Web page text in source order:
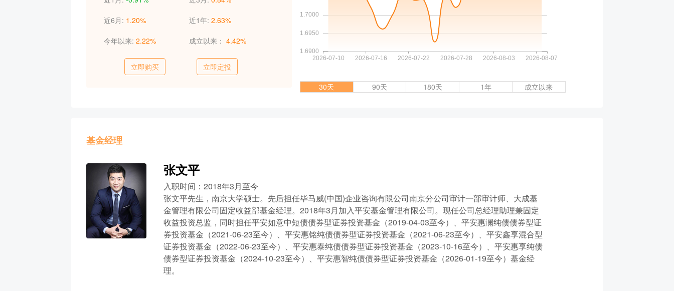
近6月: 1.20% 近1年: 2.63%
今年以来: 2.22% 成立以来： 4.42%
立即购买
立即定投
30天
90天 180天 1年 成立以来
基金经理
张文平
入职时间：2018年3月至今
张文平先生，南京大学硕士。先后担任毕马威(中国)企业咨询有限公司南京分公司审计一部审计师、大成基
金管理有限公司固定收益部基金经理。2018年3月加入平安基金管理有限公司。现任公司总经理助理兼固定
收益投资总监，同时担任平安如意中短债债券型证券投资基金（2019-04-03至今）、平安惠澜纯债债券型证
券投资基金（2021-06-23至今）、平安惠铭纯债债券型证券投资基金（2021-06-23至今）、平安鑫享混合型
证券投资基金（2022-06-23至今）、平安惠泰纯债债券型证券投资基金（2023-10-16至今）、平安惠享纯债
债券型证券投资基金（2024-10-23至今）、平安惠智纯债债券型证券投资基金（2026-01-19至今）基金经
理。